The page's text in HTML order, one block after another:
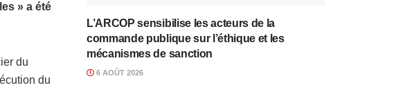
» a été
du
du
L’ARCOP sensibilise les acteurs de la
commande publique sur l’éthique et les
mécanismes de sanction
6 AOÛT 2026